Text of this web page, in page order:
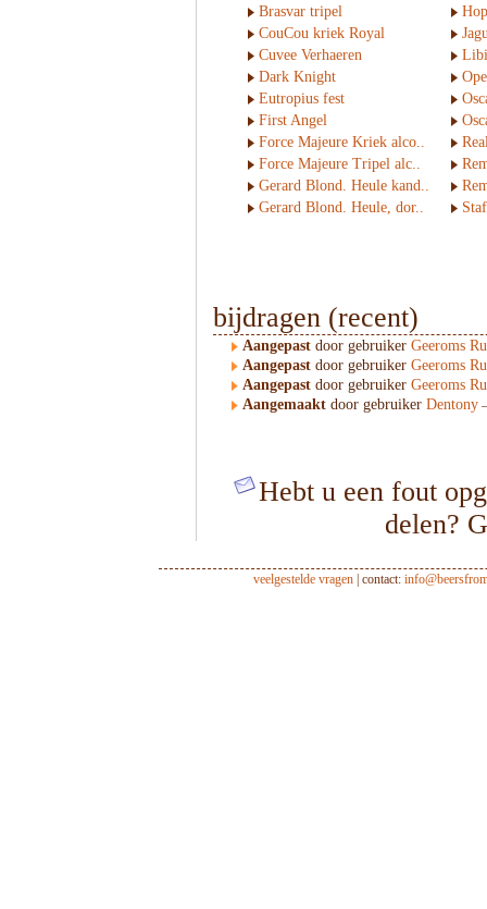
Brasvar tripel
CouCou kriek Royal
Cuvee Verhaeren
Dark Knight
Eutropius fest
First Angel
Force Majeure Kriek alco..
Force Majeure Tripel alc..
Gerard Blond. Heule kand..
Gerard Blond. Heule, dor..
bijdragen (recent)
Aangepast door gebruiker Geeroms
Aangepast door gebruiker Geeroms
Aangepast door gebruiker Geeroms
Aangemaakt door gebruiker Dentony
Hebt u een fout
delen?
veelgestelde vragen | contact: